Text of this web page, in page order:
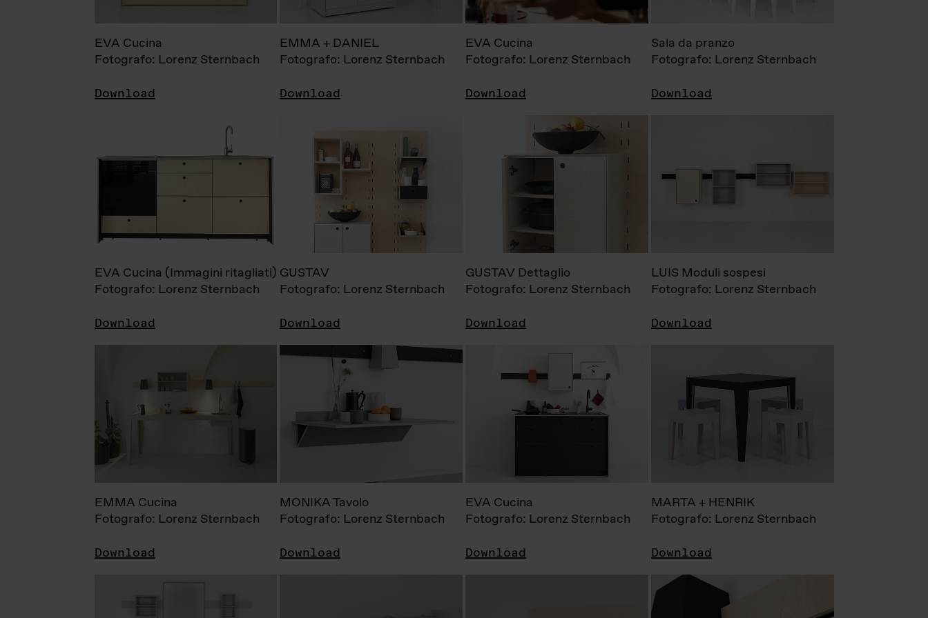
EVA Cucina
Fotografo: Lorenz Sternbach
Download
EMMA + DANIEL
Fotografo: Lorenz Sternbach
Download
EVA Cucina
Fotografo: Lorenz Sternbach
Download
Sala da pranzo
Fotografo: Lorenz Sternbach
Download
EVA Cucina (Immagini ritagliati)
Fotografo: Lorenz Sternbach
Download
GUSTAV
Fotografo: Lorenz Sternbach
Download
GUSTAV Dettaglio
Fotografo: Lorenz Sternbach
Download
LUIS Moduli sospesi
Fotografo: Lorenz Sternbach
Download
EMMA Cucina
Fotografo: Lorenz Sternbach
Download
MONIKA Tavolo
Fotografo: Lorenz Sternbach
Download
EVA Cucina
Fotografo: Lorenz Sternbach
Download
MARTA + HENRIK
Fotografo: Lorenz Sternbach
Download